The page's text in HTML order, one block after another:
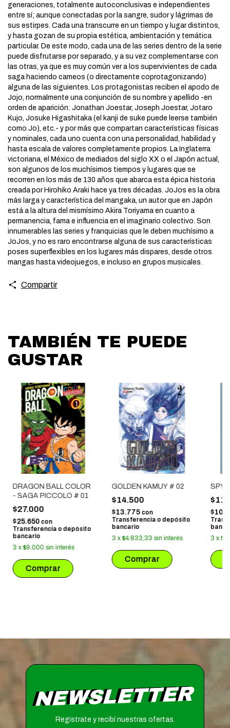
generaciones, totalmente autoconclusivas e independientes
entre sí; aunque conectadas por la sangre, sudor y lágrimas de
sus estirpes. Cada una transcurre en un tiempo y lugar distintos,
y hasta gozan de su propia estética, ambientación y temática
particular. De este modo, cada una de las series dentro de la serie
puede disfrutarse por separado, y a su vez complementarse con
las otras, ya que es muy común ver a los supervivientes de cada
saga haciendo cameos (o directamente coprotagonizando)
alguna de las siguientes. Los protagonistas reciben el apodo de
Jojo, normalmente una conjunción de su nombre y apellido -en
orden de aparición: Jonathan Joestar, Joseph Joestar, Jotaro
Kujo, Josuke Higashitaka (el kanji de suke puede leerse también
como Jo), etc.- y por más que compartan características físicas
y nominales, cada uno cuenta con una personalidad, habilidad y
hasta escala de valores completamente propios. La Inglaterra
victoriana, el México de mediados del siglo XX o el Japón actual,
son algunos de los muchísimos tiempos y lugares que se
recorren en los más de 130 años que abarca esta épica historia
creada por Hirohiko Araki hace ya tres décadas. JoJos es la obra
más larga y característica del mangaka, un autor que en Japón
está a la altura del mismísimo Akira Toriyama en cuanto a
permanencia, fama e influencia en el imaginario colectivo. Son
innumerables las series y franquicias que le deben muchísimo a
JoJos, y no es raro encontrarse alguna de sus características
poses superflexibles en los lugares más dispares, desde otros
mangas hasta videojuegos, e incluso en grupos musicales.
Compartir
TAMBIÉN TE PUEDE
GUSTAR
DRAGON BALL COLOR
- SAGA PICCOLO # 01
$27.000
$25.650 con
Transferencia o depósito
bancario
3 x$9.000 sin interés
GOLDEN KAMUY # 02
$14.500
$13.775 con
Transferencia o depósito
bancario
3 x$4.833,33 sin interés
SPY
3 x
NEWSLETTER
Registrate y recibí nuestras ofertas.